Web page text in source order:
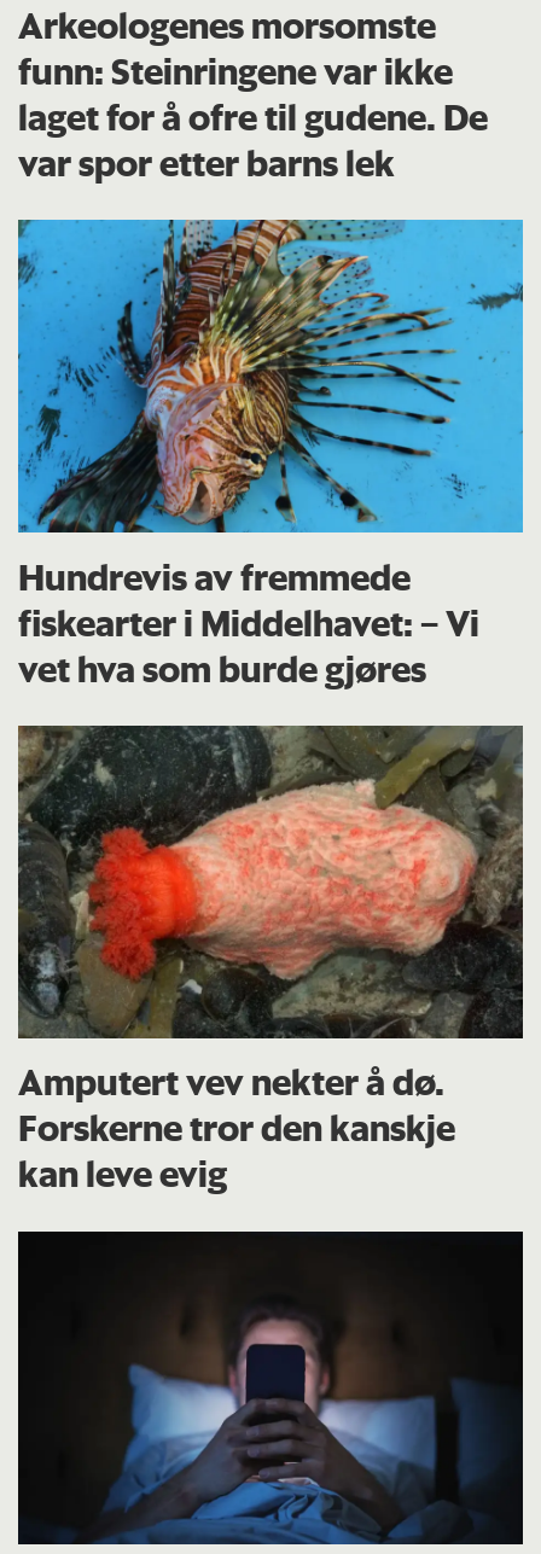
Arkeologenes morsomste
funn: Steinringene var ikke
laget for å ofre til gudene. De
var spor etter barns lek
Hundrevis av fremmede
fiskearter i Middelhavet: – Vi
vet hva som burde gjøres
Amputert vev nekter å dø.
Forskerne tror den kanskje
kan leve evig